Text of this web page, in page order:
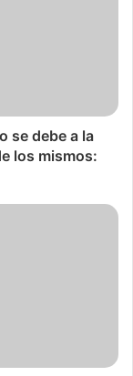
se debe a la
los mismos: